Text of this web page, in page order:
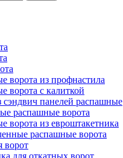
ворота из профнастила
ворота с калиткой
сэндвич панелей распашные
распашные ворота
ворота из евроштакетника
распашные ворота
ворот